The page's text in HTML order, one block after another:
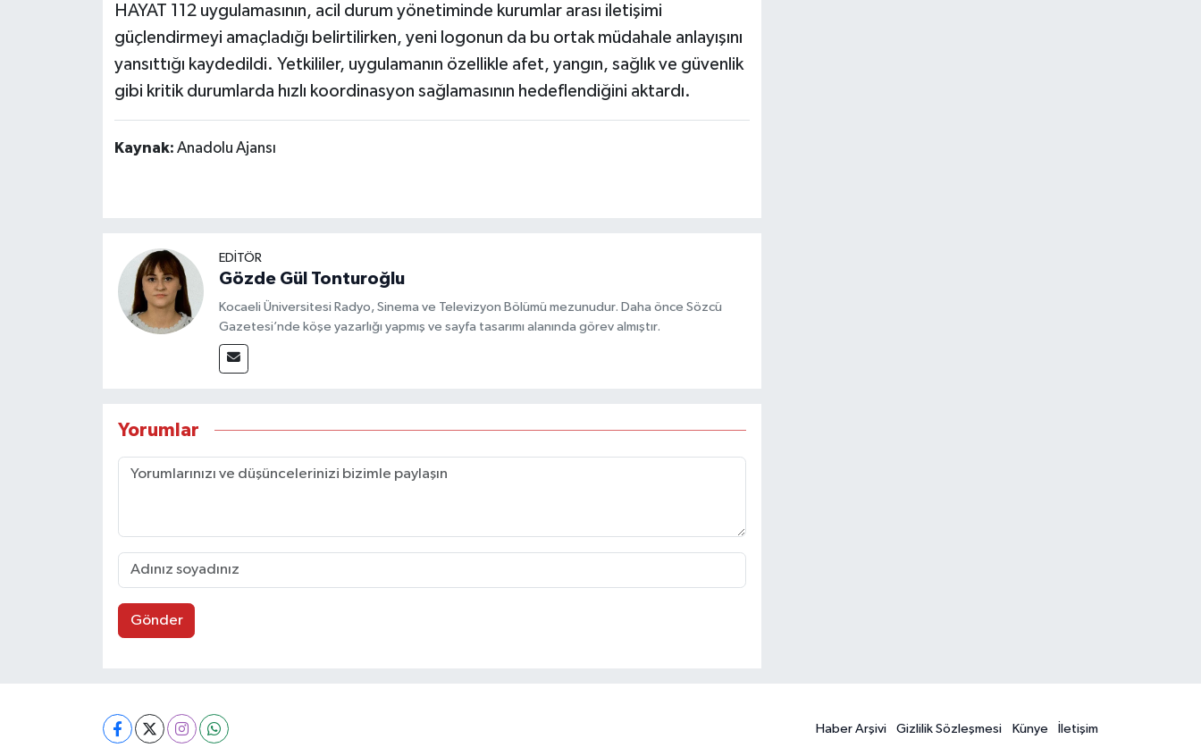
HAYAT 112 uygulamasının, acil durum yönetiminde kurumlar arası iletişimi
güçlendirmeyi amaçladığı belirtilirken, yeni logonun da bu ortak müdahale anlayışını
yansıttığı kaydedildi. Yetkililer, uygulamanın özellikle afet, yangın, sağlık ve güvenlik
gibi kritik durumlarda hızlı koordinasyon sağlamasının hedeflendiğini aktardı.
Kaynak: Anadolu Ajansı
EDİTÖR
Gözde Gül Tonturoğlu
Kocaeli Üniversitesi Radyo, Sinema ve Televizyon Bölümü mezunudur. Daha önce Sözcü
Gazetesi’nde köşe yazarlığı yapmış ve sayfa tasarımı alanında görev almıştır.
Yorumlar
Gönder
Haber Arşivi Gizlilik Sözleşmesi Künye İletişim